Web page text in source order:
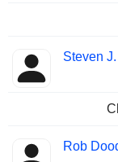
Steven
Rob